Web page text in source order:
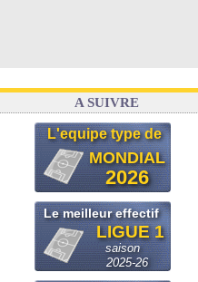
A SUIVRE
L'equipe type de
MONDIAL
2026
Le meilleur effectif
LIGUE 1
saison
2025-26